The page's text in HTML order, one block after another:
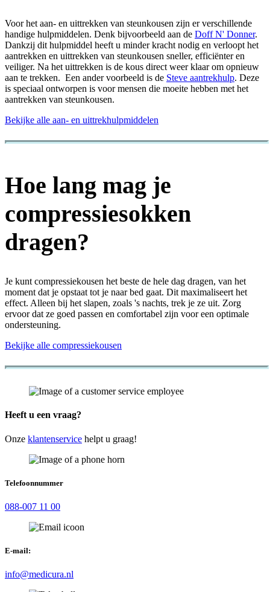
Voor het aan- en uittrekken van steunkousen zijn er verschillende
handige hulpmiddelen. Denk bijvoorbeeld aan de Doff N' Donner.
Dankzij dit hulpmiddel heeft u minder kracht nodig en verloopt het
aantrekken en uittrekken van steunkousen sneller, efficiënter en
veiliger. Na het uittrekken is de kous direct weer klaar om opnieuw
aan te trekken. Een ander voorbeeld is de Steve aantrekhulp. Deze
is speciaal ontworpen is voor mensen die moeite hebben met het
aantrekken van steunkousen.
Bekijke alle aan- en uittrekhulpmiddelen
Hoe lang mag je
compressiesokken
dragen?
Je kunt compressiekousen het beste de hele dag dragen, van het
moment dat je opstaat tot je naar bed gaat. Dit maximaliseert het
effect. Alleen bij het slapen, zoals 's nachts, trek je ze uit. Zorg
ervoor dat ze goed passen en comfortabel zijn voor een optimale
ondersteuning.
Bekijke alle compressiekousen
Heeft u een vraag?
Onze klantenservice helpt u graag!
Telefoonnummer
088-007 11 00
E-mail:
info@medicura.nl